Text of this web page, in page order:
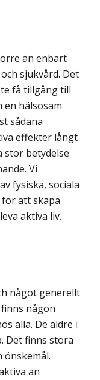
än enbart
sjukvård. Det
få tillgång till
en hälsosam
sådana
effekter långt
stor betydelse
Vi
fysiska, sociala
att skapa
aktiva liv.
något generellt
någon
alla. De äldre i
Det finns stora
önskemål.
än